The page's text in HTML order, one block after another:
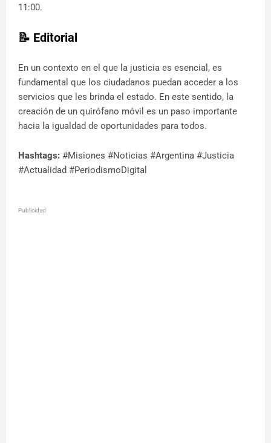
11:00.
📝 Editorial
En un contexto en el que la justicia es esencial, es
fundamental que los ciudadanos puedan acceder a los
servicios que les brinda el estado. En este sentido, la
creación de un quirófano móvil es un paso importante
hacia la igualdad de oportunidades para todos.
Hashtags: #Misiones #Noticias #Argentina #Justicia
#Actualidad #PeriodismoDigital
Publicidad